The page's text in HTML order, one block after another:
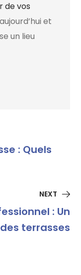
de vos
et
un lieu
: Quels
NEXT
: Un
terrasses